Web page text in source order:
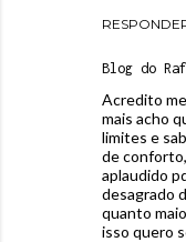
Blog do
Acredito
mais acho
limites e
de
aplaudido
desagrado
quanto
isso quero